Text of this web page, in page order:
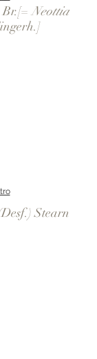
Br.[= Neottia
Stearn